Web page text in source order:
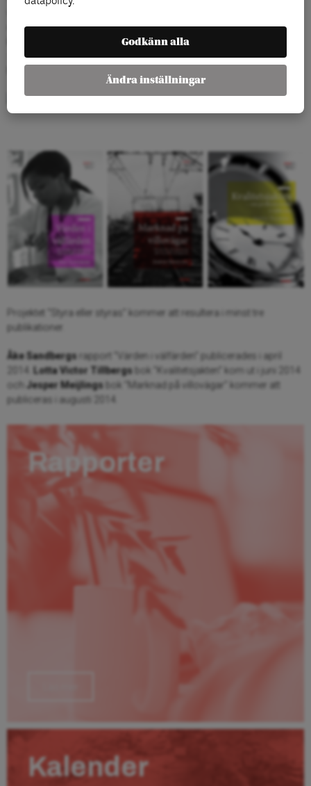
och organisation samt Skolan för Datavetenskap och
kommunikation/CSC. Hans senaste bok är antologin
Work, management and welfare in Scandinavia, SNS förlag 2013.
Projektet “Styra eller styras” kommer att resultera i minst tre
publikationer.
Åke Sandbergs rapport ”Värden i välfärden” publicerades i april
Lotta Victor Tillbergs bok ”Kvalitetsjakten” kom ut i juni 2014
Jesper Meijlings bok ”Marknad på villovägar” kommer att
publiceras i augusti 2014.
Rapporter
Kalender
Godkänn alla
Ändra inställningar